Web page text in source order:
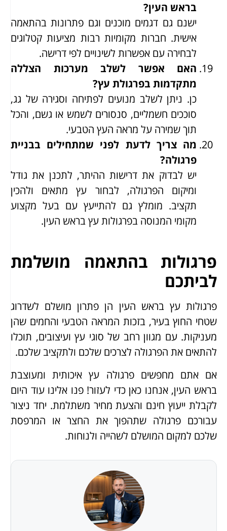
בראש העין?
ישנם גם דגמים מוכנים וגם פתרונות בהתאמה
אישית. חברות מקומיות רבות מציעות קטלוגים
לבחירה עם אפשרות לשינויים לפי דרישה.
האם אפשר לשלב מערכות הצללה
מתקדמות בפרגולת עץ?
כן. ניתן לשלב מנועים לפתיחה וסגירה של גג,
סוככים חשמליים, סנסורים לשמש או גשם, והכל
תוך שמירה על מראה העץ הטבעי.
מה צריך לדעת לפני שמתחילים בבניית
פרגולה?
יש לבדוק את דרישות ההיתר, לתכנן את גודל
ומיקום הפרגולה, לבחור עץ מתאים ולהכין
תקציב. מומלץ גם להתייעץ עם בעל מקצוע
מקומי המנוסה בפרגולות עץ בראש העין.
פרגולות בהתאמה מושלמת
לביתכם
פרגולות עץ בראש העין הן פתרון מושלם לשדרוג
שטחי החוץ בעיר, בזכות המראה הטבעי והחמים שהן
מעניקות. עם מגוון רחב של סוגי עץ ועיצובים, תוכלו
להתאים את הפרגולה לצרכים שלכם ולתקציב שלכם.
אם אתם מחפשים פרגולה עץ איכותית ומעוצבת
בראש העין, אנחנו כאן כדי לעזור! פנו אלינו עוד היום
לקבלת ייעוץ חינם והצעת מחיר משתלמת. יחד ניצור
עבורכם פרגולה שתהפוך את החצר או המרפסת
שלכם למקום המושלם לשהייה ולנוחות.